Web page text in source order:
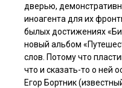
дверью,
иноагента для их
былых достижениях
новый альбом
слов. Потому что
что и сказать-то о ней
Егор Бортник